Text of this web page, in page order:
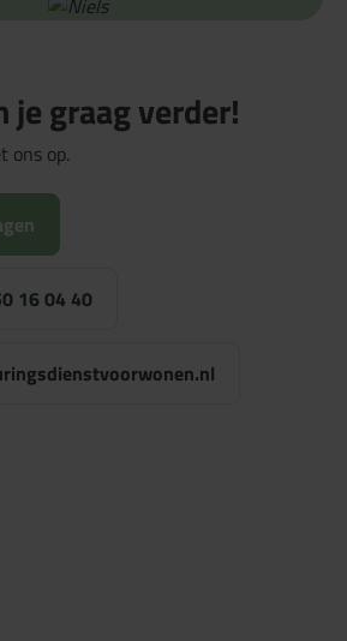
je graag verder!
ons op.
16 04 40